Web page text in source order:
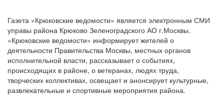
Газета «Крюковские ведомости» является электронным СМИ
управы района Крюково Зеленоградского АО г.Москвы.
«Крюковские ведомости» информирует жителей о
деятельности Правительства Москвы, местных органов
исполнительной власти, рассказывает о событиях,
происходящих в районе, о ветеранах, людях труда,
творческих коллективах, освещает и анонсирует культурные,
развлекательные и спортивные мероприятия района.